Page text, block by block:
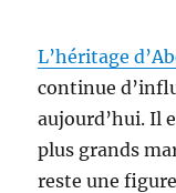
L’héritage
continue
aujourd’hui. Il
plus grands
reste une